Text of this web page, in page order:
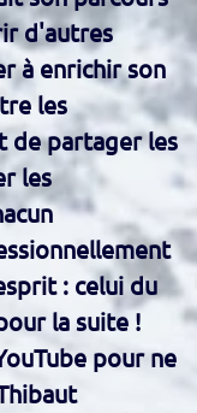
d'autres
à enrichir son
les
de partager les
les
: celui du
la suite !
pour ne